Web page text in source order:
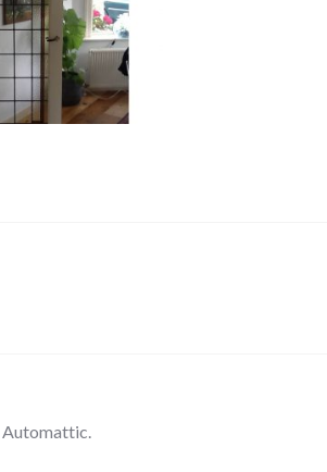
Automattic.